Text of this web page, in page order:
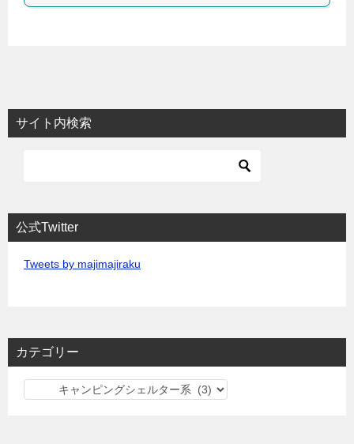
サイト内検索
公式Twitter
Tweets by majimajiraku
カテゴリー